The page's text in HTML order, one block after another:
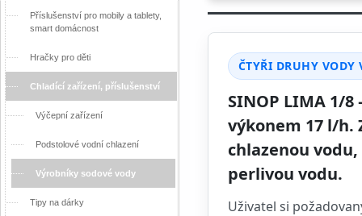
ČTYŘI DRUHY
SINOP LIMA 1/8
výkonem 17 l/h.
chlazenou
perlivou vodu.
Uživatel si
Příslušenství pro mobily a tablety,
smart domácnost
Hračky pro děti
Chladící zařízení, příslušenství
Výčepní zařízení
Podstolové vodní chlazení
Výrobníky sodové vody
Tipy na dárky